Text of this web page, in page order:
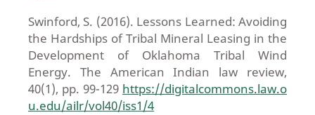
Swinford, S. (2016). Lessons Learned: Avoiding
the Hardships of Tribal Mineral Leasing in the
Development of Oklahoma Tribal Wind
Energy. The American Indian law review,
40(1), pp. 99-129 https://digitalcommons.law.o
u.edu/ailr/vol40/iss1/4